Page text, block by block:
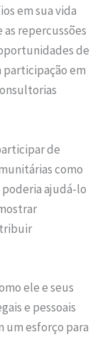
em sua vida
as repercussões
de
em
de
como
poderia ajudá-lo
ele e seus
e pessoais
um esforço para